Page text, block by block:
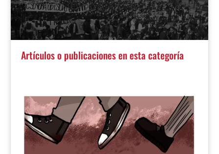
Artículos o publicaciones en esta categoría